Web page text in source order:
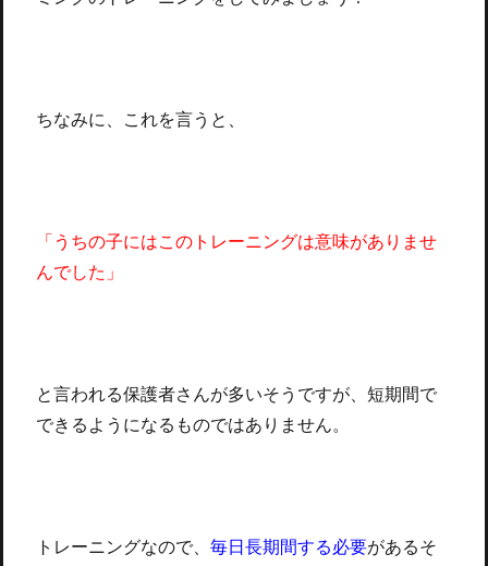
ちなみに、これを言うと、
「うちの子にはこのトレーニングは意味がありませ
んでした」
と言われる保護者さんが多いそうですが、短期間で
できるようになるものではありません。
トレーニングなので、 毎日長期間する必要があるそ